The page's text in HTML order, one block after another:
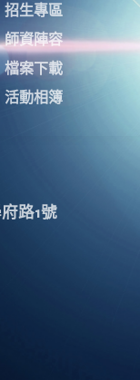
路1號
招生專區
師資陣容
檔案下載
活動相簿